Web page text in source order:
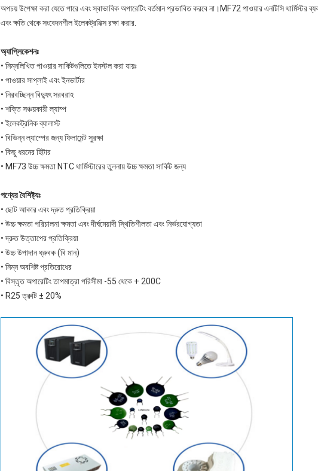
অপচয় উপেক্ষা করা যেতে পারে এবং স্বাভাবিক অপারেটিং বর্তমান প্রভাবিত করবে না।MF72 পাওয়ার এনটিসি থার্মিস্টর
এবং ক্ষতি থেকে সংবেদনশীল ইলেকট্রনিক্স রক্ষা করার.
অ্যাপ্লিকেশনঃ
• নিম্নলিখিত পাওয়ার সার্কিটগুলিতে ইনস্টল করা যায়ঃ
• পাওয়ার সাপ্লাই এবং ইনভার্টার
• নিরবচ্ছিন্ন বিদ্যুৎ সরবরাহ
• শক্তি সঞ্চয়কারী ল্যাম্প
• ইলেকট্রনিক ব্যালাস্ট
• বিভিন্ন ল্যাম্পের জন্য ফিলামেন্ট সুরক্ষা
• কিছু ধরনের হিটার
• MF73 উচ্চ ক্ষমতা NTC থার্মিস্টারের তুলনায় উচ্চ ক্ষমতা সার্কিট জন্য
পণ্যের বৈশিষ্ট্যঃ
• ছোট আকার এবং দ্রুত প্রতিক্রিয়া
• উচ্চ ক্ষমতা পরিচালনা ক্ষমতা এবং দীর্ঘমেয়াদী স্থিতিশীলতা এবং নির্ভরযোগ্যতা
• দ্রুত উত্তাপের প্রতিক্রিয়া
• উচ্চ উপাদান ধ্রুবক (বি মান)
• নিম্ন অবশিষ্ট প্রতিরোধের
• বিস্তৃত অপারেটিং তাপমাত্রা পরিসীমা -55 থেকে + 200C
• R25 ত্রুটি ± 20%